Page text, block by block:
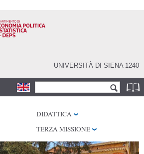
contenuto
principale
UNIVERSITÀ DI SIENA 1240
Form di ricerca
DIDATTICA
TERZA MISSIONE